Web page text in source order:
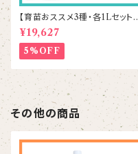
【育苗おススメ3種・各1Lセット】
シリカスター1本＆リーフエナジ
ー2本＆ラプラス1本
¥19,627
5%OFF
その他の商品